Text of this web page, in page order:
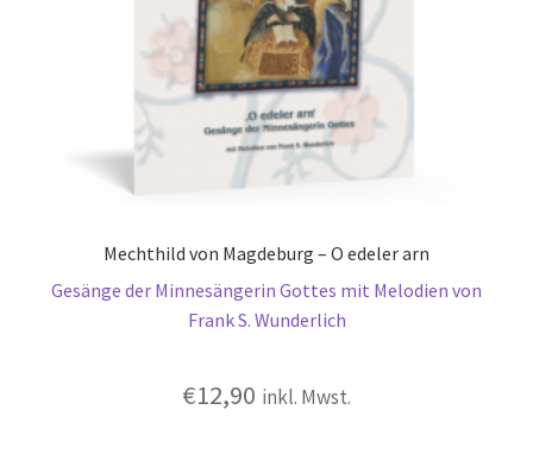
Mechthild von Magdeburg – O edeler arn
Gesänge der Minnesängerin Gottes mit Melodien von
Frank S. Wunderlich
€12,90 inkl. Mwst.